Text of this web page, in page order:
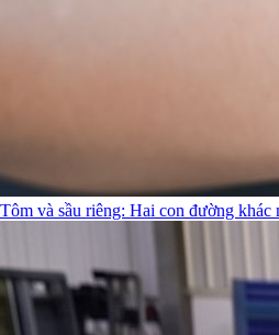
Tôm và sầu riêng: Hai con đường khác